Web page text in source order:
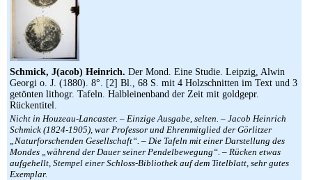
Schmick, J(acob) Heinrich. Der Mond. Eine Studie. Leipzig, Alwin
Georgi o. J. (1880). 8°. [2] Bl., 68 S. mit 4 Holzschnitten im Text und 3
getönten lithogr. Tafeln. Halbleinenband der Zeit mit goldgepr.
Rückentitel.
Nicht in Houzeau-Lancaster. – Einzige Ausgabe, selten. – Jacob Heinrich
Schmick (1824-1905), war Professor und Ehrenmitglied der Görlitzer
„Naturforschenden Gesellschaft“. – Die Tafeln mit einer Darstellung des
Mondes „während der Dauer seiner Pendelbewegung“. – Rücken etwas
aufgehellt, Stempel einer Schloss-Bibliothek auf dem Titelblatt, sehr gutes
Exemplar.